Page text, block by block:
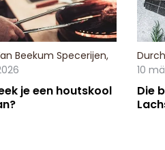
Beekum Specerijen,
je een houtskool
Durch
10
Die